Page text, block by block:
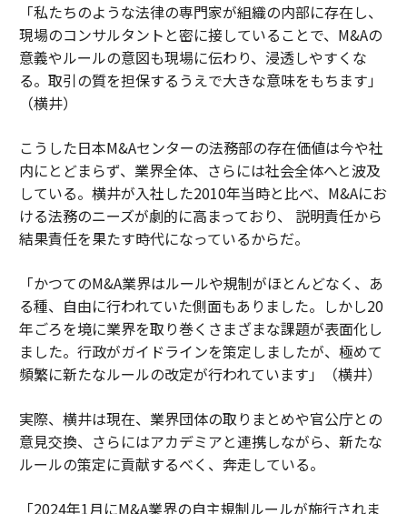
「私たちのような法律の専門家が組織の内部に存在し、
現場のコンサルタントと密に接していることで、M&Aの
意義やルールの意図も現場に伝わり、浸透しやすくな
る。取引の質を担保するうえで大きな意味をもちます」
（横井）
こうした日本M&Aセンターの法務部の存在価値は今や社
内にとどまらず、業界全体、さらには社会全体へと波及
している。横井が入社した2010年当時と比べ、M&Aにお
ける法務のニーズが劇的に高まっており、 説明責任から
結果責任を果たす時代になっているからだ。
「かつてのM&A業界はルールや規制がほとんどなく、あ
る種、自由に行われていた側面もありました。しかし20
年ごろを境に業界を取り巻くさまざまな課題が表面化し
ました。行政がガイドラインを策定しましたが、極めて
頻繁に新たなルールの改定が行われています」（横井）
実際、横井は現在、業界団体の取りまとめや官公庁との
意見交換、さらにはアカデミアと連携しながら、新たな
ルールの策定に貢献するべく、奔走している。
「2024年1月にM&A業界の自主規制ルールが施行されま